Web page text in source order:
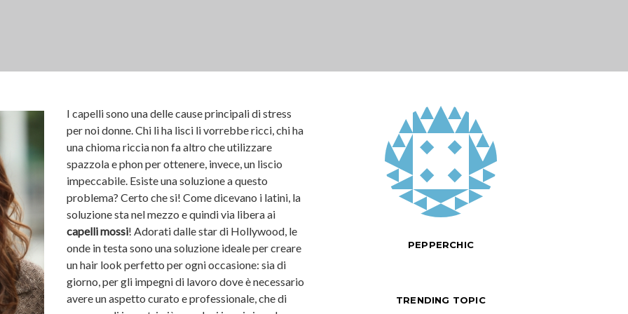
I capelli sono una delle cause principali di stress
per noi donne. Chi li ha lisci li vorrebbe ricci, chi ha
una chioma riccia non fa altro che utilizzare
spazzola e phon per ottenere, invece, un liscio
impeccabile. Esiste una soluzione a questo
problema? Certo che si! Come dicevano i latini, la
soluzione sta nel mezzo e quindi via libera ai
capelli mossi! Adorati dalle star di Hollywood, le
onde in testa sono una soluzione ideale per creare
un hair look perfetto per ogni occasione: sia di
giorno, per gli impegni di lavoro dove è necessario
avere un aspetto curato e professionale, che di
PEPPERCHIC
TRENDING TOPIC